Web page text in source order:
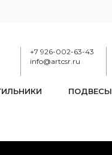
+7 926-002-63-43
info@artcsr.ru
ПОДВЕСЫ